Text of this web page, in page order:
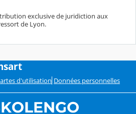
exclusive de juridiction aux
de Lyon.
d'utilisation Données personnelles